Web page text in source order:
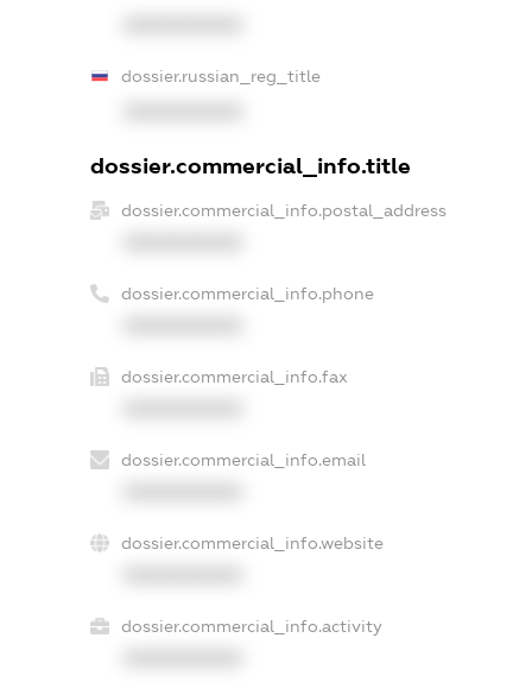
dossier.russian_reg_title
dossier.commercial_info.title
dossier.commercial_info.postal_address
dossier.commercial_info.phone
dossier.commercial_info.fax
dossier.commercial_info.email
dossier.commercial_info.website
dossier.commercial_info.activity